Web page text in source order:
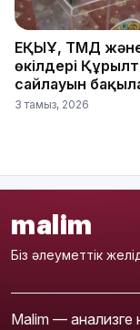
ЕҚЫҰ, ТМД
өкілдері
сайлауын
3 тамыз, 2026
malim
Біз әлеуметтік
Malim — анализге